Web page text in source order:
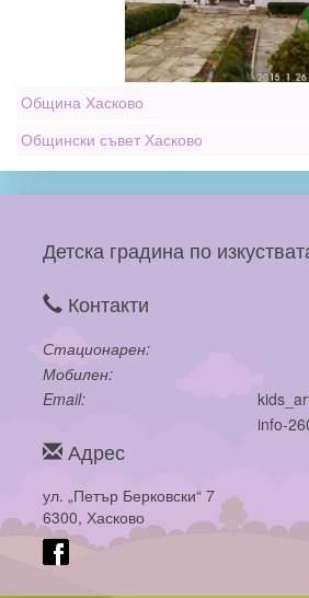
Община Хасково
Общински съвет Хасково
Детска градина по
Контакти
Стационарен
Мобилен
Email
info-
Адрес
ул. „Петър Берковски“ 7
6300, Хасково